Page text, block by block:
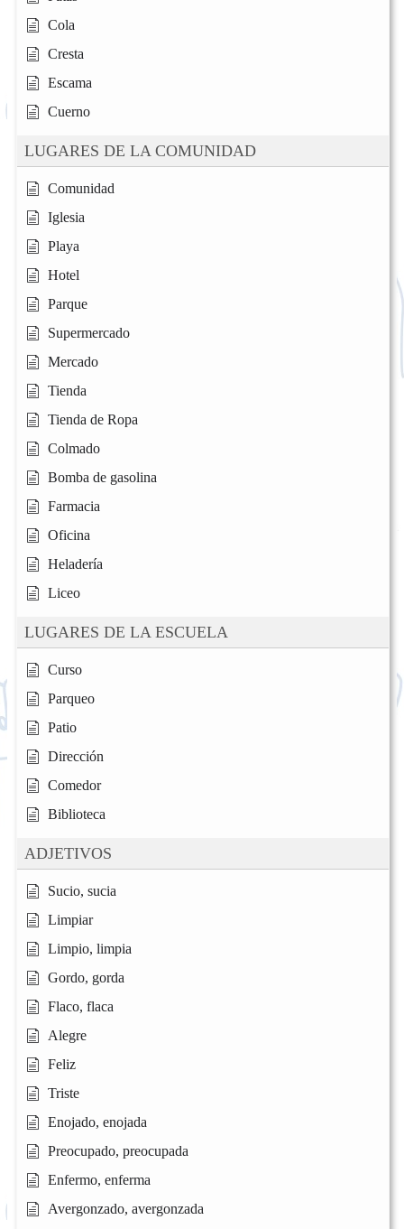
Cola
Cresta
Escama
Cuerno
LUGARES DE LA COMUNIDAD
Comunidad
Iglesia
Playa
Hotel
Parque
Supermercado
Mercado
Tienda
Tienda de Ropa
Colmado
Bomba de gasolina
Farmacia
Oficina
Heladería
Liceo
LUGARES DE LA ESCUELA
Curso
Parqueo
Patio
Dirección
Comedor
Biblioteca
ADJETIVOS
Sucio, sucia
Limpiar
Limpio, limpia
Gordo, gorda
Flaco, flaca
Alegre
Feliz
Triste
Enojado, enojada
Preocupado, preocupada
Enfermo, enferma
Avergonzado, avergonzada